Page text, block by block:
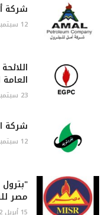
شركة
12 سبتمبر 2022
23 سبتمبر 2023
شركة
12 سبتمبر 2022
مصر
15 أبريل 2022